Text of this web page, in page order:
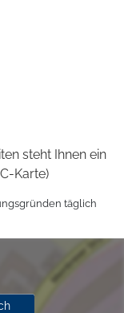
steht Ihnen ein
Karte)
täglich